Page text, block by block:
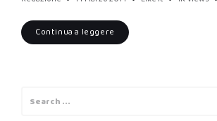
Continua a leggere
for: